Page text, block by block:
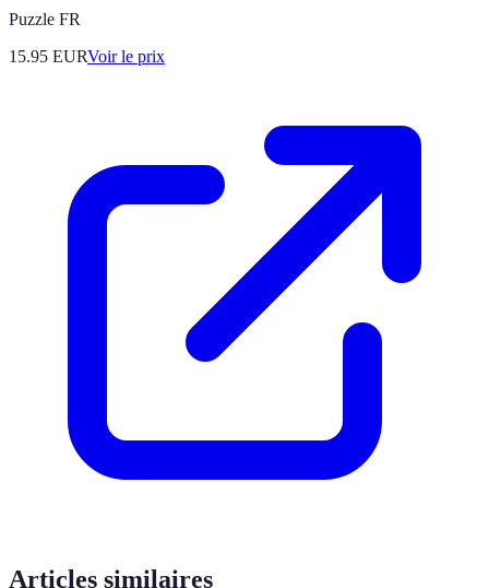
Puzzle FR
15.95 EURVoir le prix
Articles similaires